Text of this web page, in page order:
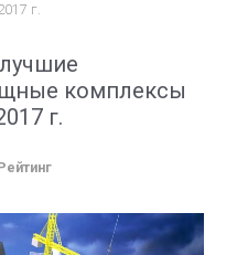
г.
комплексы
г.